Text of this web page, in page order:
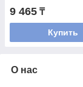
9 465 ₸
Купить
О нас